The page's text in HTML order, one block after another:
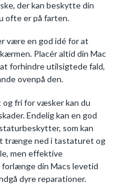
der kan beskytte din
ofte er på farten.
være en god idé for at
Placér altid din Mac
forhindre utilsigtede fald,
ovenpå den.
fri for væsker kan du
Endelig kan en god
som kan
trænge ned i tastaturet og
men effektive
din Macs levetid
dyre reparationer.